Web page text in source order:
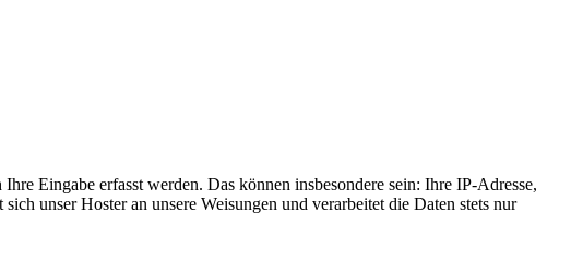
Eingabe erfasst werden. Das können insbesondere sein: Ihre IP-Adresse,
unser Hoster an unsere Weisungen und verarbeitet die Daten stets nur